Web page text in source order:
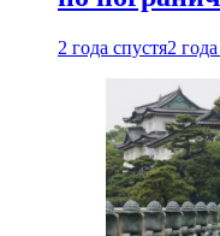
2 года спустя2